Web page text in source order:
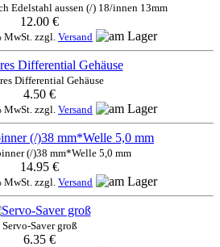
Edelstahl aussen (/) 18/innen 13mm
12.00 €
zzgl. Versand
Differential Gehäuse
4.50 €
zzgl. Versand
(/)38 mm*Welle 5,0 mm
14.95 €
zzgl. Versand
Servo-Saver groß
6.35 €